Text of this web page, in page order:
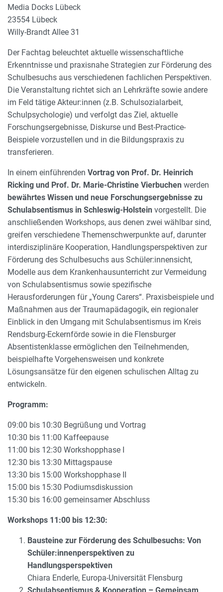
Media Docks Lübeck
23554 Lübeck
Willy-Brandt Allee 31
Der Fachtag beleuchtet aktuelle wissenschaftliche
Erkenntnisse und praxisnahe Strategien zur Förderung des
Schulbesuchs aus verschiedenen fachlichen Perspektiven.
Die Veranstaltung richtet sich an Lehrkräfte sowie andere
im Feld tätige Akteur:innen (z.B. Schulsozialarbeit,
Schulpsychologie) und verfolgt das Ziel, aktuelle
Forschungsergebnisse, Diskurse und Best-Practice-
Beispiele vorzustellen und in die Bildungspraxis zu
transferieren.
In einem einführenden Vortrag von Prof. Dr. Heinrich
Ricking und Prof. Dr. Marie-Christine Vierbuchen werden
bewährtes Wissen und neue Forschungsergebnisse zu
Schulabsentismus in Schleswig-Holstein vorgestellt. Die
anschließenden Workshops, aus denen zwei wählbar sind,
greifen verschiedene Themenschwerpunkte auf, darunter
interdisziplinäre Kooperation, Handlungsperspektiven zur
Förderung des Schulbesuchs aus Schüler:innensicht,
Modelle aus dem Krankenhausunterricht zur Vermeidung
von Schulabsentismus sowie spezifische
Herausforderungen für „Young Carers“. Praxisbeispiele und
Maßnahmen aus der Traumapädagogik, ein regionaler
Einblick in den Umgang mit Schulabsentismus im Kreis
Rendsburg-Eckernförde sowie in die Flensburger
Absentistenklasse ermöglichen den Teilnehmenden,
beispielhafte Vorgehensweisen und konkrete
Lösungsansätze für den eigenen schulischen Alltag zu
entwickeln.
Programm:
09:00 bis 10:30 Begrüßung und Vortrag
10:30 bis 11:00 Kaffeepause
11:00 bis 12:30 Workshopphase I
12:30 bis 13:30 Mittagspause
13:30 bis 15:00 Workshopphase II
15:00 bis 15:30 Podiumsdiskussion
15:30 bis 16:00 gemeinsamer Abschluss
Workshops 11:00 bis 12:30:
Bausteine zur Förderung des Schulbesuchs: Von
Schüler:innenperspektiven zu
Handlungsperspektiven
Chiara Enderle, Europa-Universität Flensburg